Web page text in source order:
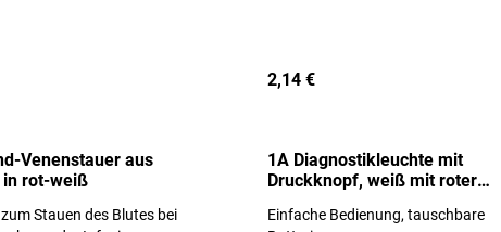
Venenstauer aus
in rot-weiß
Stauen des Blutes bei
2,14 €
1A Diagnostikleuchte mit
Druckknopf, weiß mit roter
Einfache Bedienung, tauschbare